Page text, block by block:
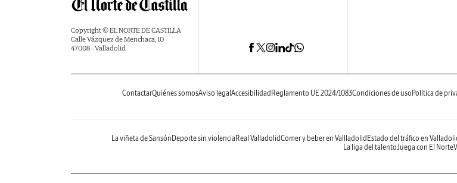
Copyright © EL NORTE DE CASTILLA
Calle Vázquez de Menchaca, 10
47008 - Valladolid
ContactarQuiénes somosAviso legal Accesibilidad Reglamento UE 2024/1083Condiciones de uso Política de
La viñeta de Sansón Deporte sin violencia Real ValladolidComer y beber en Vallladolid Estado del tráfico en
La liga del talentoJuega con El Norte